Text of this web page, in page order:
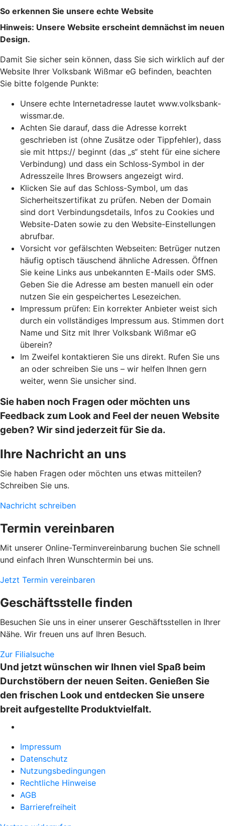
So erkennen Sie unsere echte Website
Hinweis: Unsere Website erscheint demnächst im neuen
Design.
Damit Sie sicher sein können, dass Sie sich wirklich auf der
Website Ihrer Volksbank Wißmar eG befinden, beachten
Sie bitte folgende Punkte:
Unsere echte Internetadresse lautet www.volksbank-
wissmar.de.
Achten Sie darauf, dass die Adresse korrekt
geschrieben ist (ohne Zusätze oder Tippfehler), dass
sie mit https:// beginnt (das „s“ steht für eine sichere
Verbindung) und dass ein Schloss-Symbol in der
Adresszeile Ihres Browsers angezeigt wird.
Klicken Sie auf das Schloss-Symbol, um das
Sicherheitszertifikat zu prüfen. Neben der Domain
sind dort Verbindungsdetails, Infos zu Cookies und
Website-Daten sowie zu den Website-Einstellungen
abrufbar.
Vorsicht vor gefälschten Webseiten: Betrüger nutzen
häufig optisch täuschend ähnliche Adressen. Öffnen
Sie keine Links aus unbekannten E-Mails oder SMS.
Geben Sie die Adresse am besten manuell ein oder
nutzen Sie ein gespeichertes Lesezeichen.
Impressum prüfen: Ein korrekter Anbieter weist sich
durch ein vollständiges Impressum aus. Stimmen dort
Name und Sitz mit Ihrer Volksbank Wißmar eG
überein?
Im Zweifel kontaktieren Sie uns direkt. Rufen Sie uns
an oder schreiben Sie uns – wir helfen Ihnen gern
weiter, wenn Sie unsicher sind.
Sie haben noch Fragen oder möchten uns
Feedback zum Look and Feel der neuen Website
geben? Wir sind jederzeit für Sie da.
Ihre Nachricht an uns
Sie haben Fragen oder möchten uns etwas mitteilen?
Schreiben Sie uns.
Nachricht schreiben
Termin vereinbaren
Mit unserer Online-Terminvereinbarung buchen Sie schnell
und einfach Ihren Wunschtermin bei uns.
Jetzt Termin vereinbaren
Geschäftsstelle finden
Besuchen Sie uns in einer unserer Geschäftsstellen in Ihrer
Nähe. Wir freuen uns auf Ihren Besuch.
Zur Filialsuche
Und jetzt wünschen wir Ihnen viel Spaß beim
Durchstöbern der neuen Seiten. Genießen Sie
den frischen Look und entdecken Sie unsere
breit aufgestellte Produktvielfalt.
Impressum
Datenschutz
Nutzungsbedingungen
Rechtliche Hinweise
AGB
Barrierefreiheit